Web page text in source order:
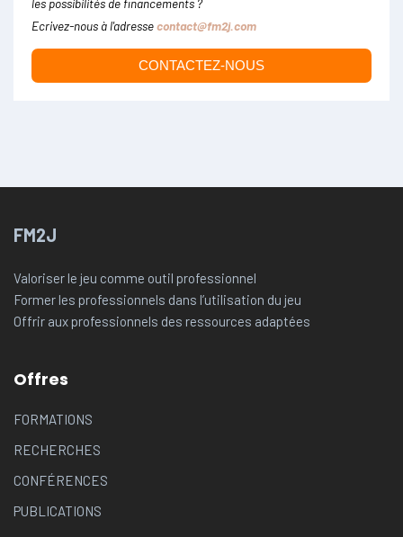
les possibilités de financements ?
Ecrivez-nous à l'adressecontact@fm2j.com
CONTACTEZ-NOUS
FM2J
Valoriser le jeu comme outil professionnel
Former les professionnels dans l’utilisation du jeu
Offrir aux professionnels des ressources adaptées
Offres
FORMATIONS
RECHERCHES
CONFÉRENCES
PUBLICATIONS